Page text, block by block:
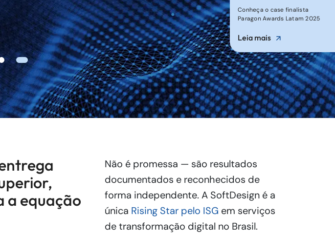
Conheça o case finalista
Paragon Awards Latam 2025
Leia mais
a equação
Não é promessa — são resultados
documentados e reconhecidos de
forma independente. A SoftDesign é a
única Rising Star pelo ISG em serviços
de transformação digital no Brasil.